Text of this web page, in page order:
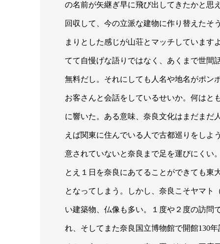
の名前が矢継ぎ早に飛び出してきたかと思
回収して、今の立派な建物に作り替えたそ
まりとした感じが山荘とマッチしています
てて自慢げな語りではなく、あくまで世間
無料だし。それにしても人名や地名がポン
お客さんと会話をしているせいか。何はと
に響いた。ある意味、奈良文化はまだまだ
えば関東に住んでいる人で古都巡りをしよ
意されていないと奈良まで足を運びにくい
とえ１日を奈良にあてることができても東
となってしまう。しかし、奈良こそヤマト
い建築物、仏像も多い。１度や２度の訪問
れ、そしてまた奈良国立博物館で開館130